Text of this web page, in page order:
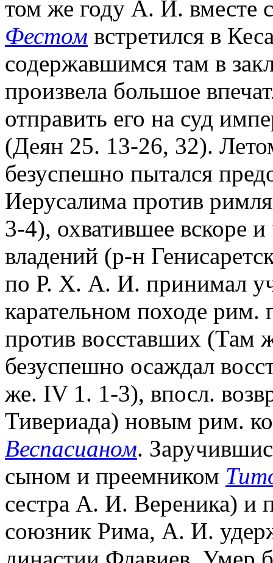
том же году А. И. вместе
Фестом встретился в
содержавшимся там в
произвела большое
отправить его на суд
(Деян 25. 13-26, 32).
безуспешно пытался
Иерусалима против
3-4), охватившее вскоре
владений (р-н
по Р. Х. А. И. принимал
карательном походе рим.
против восставших (Там
безуспешно осаждал
же. IV 1. 1-3), впосл.
Тивериада) новым рим.
Веспасианом.
сыном и преемником
сестра А. И. Вереника) и
союзник Рима, А. И.